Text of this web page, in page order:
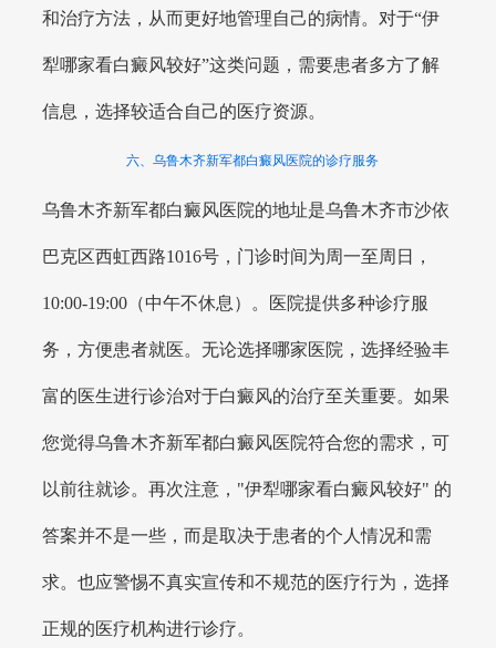
和治疗方法，从而更好地管理自己的病情。对于“伊
犁哪家看白癜风较好”这类问题，需要患者多方了解
信息，选择较适合自己的医疗资源。
六、乌鲁木齐新军都白癜风医院的诊疗服务
乌鲁木齐新军都白癜风医院的地址是乌鲁木齐市沙依
巴克区西虹西路1016号，门诊时间为周一至周日，
10:00-19:00（中午不休息）。医院提供多种诊疗服
务，方便患者就医。无论选择哪家医院，选择经验丰
富的医生进行诊治对于白癜风的治疗至关重要。如果
您觉得乌鲁木齐新军都白癜风医院符合您的需求，可
以前往就诊。再次注意，"伊犁哪家看白癜风较好" 的
答案并不是一些，而是取决于患者的个人情况和需
求。也应警惕不真实宣传和不规范的医疗行为，选择
正规的医疗机构进行诊疗。